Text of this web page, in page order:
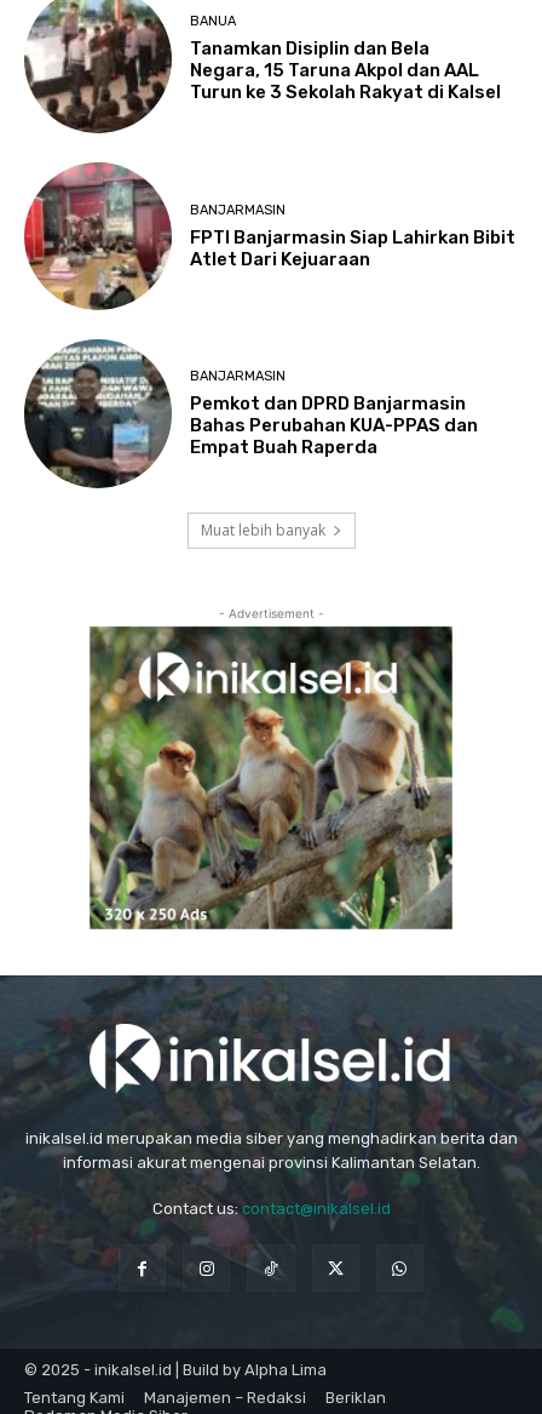
BANUA
Tanamkan Disiplin dan Bela
Negara, 15 Taruna Akpol dan AAL
Turun ke 3 Sekolah Rakyat di Kalsel
BANJARMASIN
FPTI Banjarmasin Siap Lahirkan Bibit
Atlet Dari Kejuaraan
BANJARMASIN
Pemkot dan DPRD Banjarmasin
Bahas Perubahan KUA-PPAS dan
Empat Buah Raperda
Muat lebih banyak
- Advertisement -
inikalsel.id merupakan media siber yang menghadirkan berita dan
informasi akurat mengenai provinsi Kalimantan Selatan.
Contact us:contact@inikalsel.id
© 2025 - inikalsel.id | Build by Alpha Lima
Tentang Kami
Manajemen – Redaksi
Beriklan